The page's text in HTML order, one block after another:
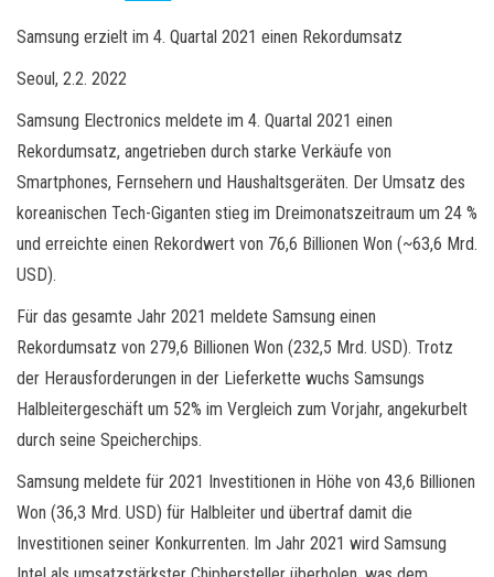
Samsung erzielt im 4. Quartal 2021 einen Rekordumsatz
Seoul, 2.2. 2022
Samsung Electronics meldete im 4. Quartal 2021 einen
Rekordumsatz, angetrieben durch starke Verkäufe von
Smartphones, Fernsehern und Haushaltsgeräten. Der Umsatz des
koreanischen Tech-Giganten stieg im Dreimonatszeitraum um 24 %
und erreichte einen Rekordwert von 76,6 Billionen Won (~63,6 Mrd.
USD).
Für das gesamte Jahr 2021 meldete Samsung einen
Rekordumsatz von 279,6 Billionen Won (232,5 Mrd. USD). Trotz
der Herausforderungen in der Lieferkette wuchs Samsungs
Halbleitergeschäft um 52% im Vergleich zum Vorjahr, angekurbelt
durch seine Speicherchips.
Samsung meldete für 2021 Investitionen in Höhe von 43,6 Billionen
Won (36,3 Mrd. USD) für Halbleiter und übertraf damit die
Investitionen seiner Konkurrenten. Im Jahr 2021 wird Samsung